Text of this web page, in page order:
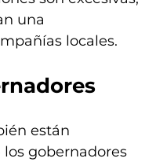
una
locales.
están
gobernadores